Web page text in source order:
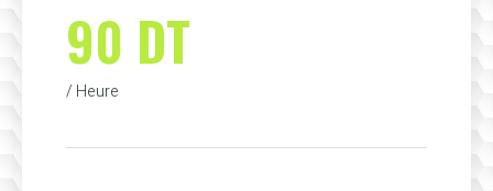
90 DT
/ Heure